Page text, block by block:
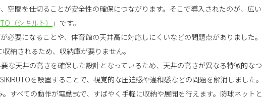
空間を仕切ることが安全性の確保につながります。そこで導入されたのが、広い
（シキルト）
」です。
必要になることや、体育館の天井高に対応しにくいなどの問題点がありました。
納されるため、収納庫が要りません。
な天井の高さを確保した設計となっているため、天井の高さが異なる特徴的なつ
を設置することで、視覚的な圧迫感や違和感などの問題を解消しました。
すべての動作が電動式で、すばやく手軽に収納や展開を行えます。防球ネットと